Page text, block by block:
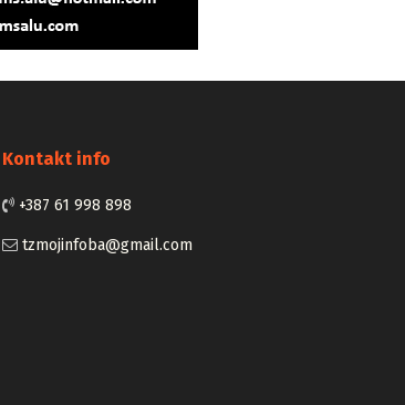
Kontakt info
tzmojinfoba@gmail.com